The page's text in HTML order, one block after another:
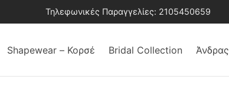
Τηλεφωνικές Παραγγελίες: 2105450659
Shapewear – Κορσέ Bridal Collection Άνδρας